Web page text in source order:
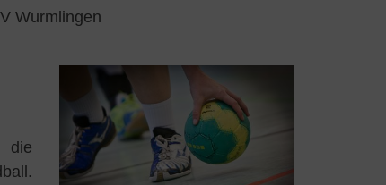
Wurmlingen
die